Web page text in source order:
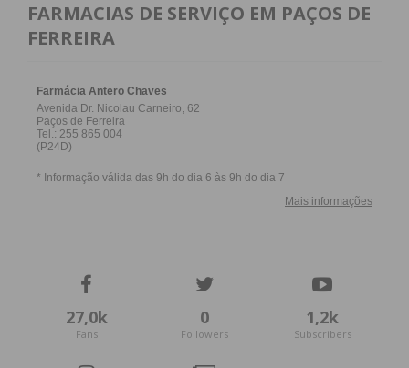
FARMACIAS DE SERVIÇO EM PAÇOS DE
FERREIRA
27,0k
Fans
0
Followers
1,2k
Subscribers